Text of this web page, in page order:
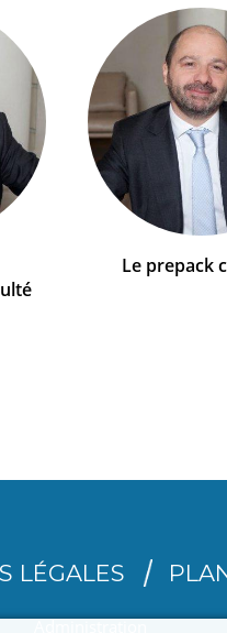
Le prepack
LÉGALES